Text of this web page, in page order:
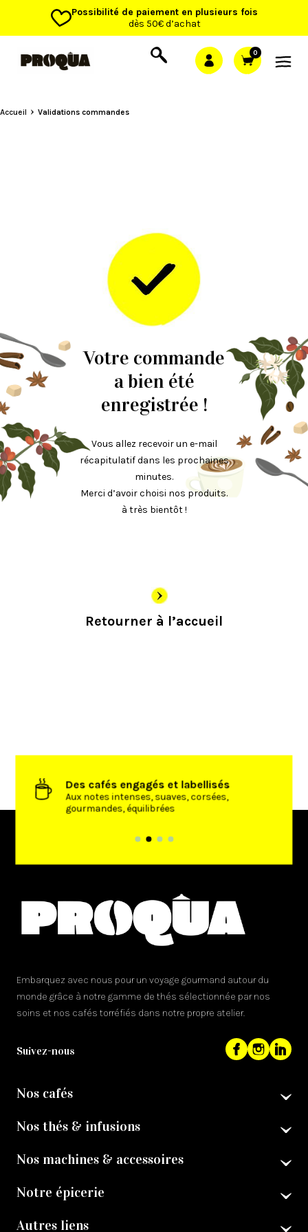
Possibilité de paiement en plusieurs fois
dès 50€ d’achat
0
Accueil Validations commandes
Votre commande
a bien été
enregistrée !
Vous allez recevoir un e-mail
récapitulatif dans les prochaines
minutes.
Merci d’avoir choisi nos produits.
à très bientôt !
Retourner à l’accueil
Des cafés engagés et labellisés
Aux notes intenses, suaves, corsées,
gourmandes, équilibrées
Embarquez avec nous pour un voyage gourmand autour du
monde grâce à notre gamme de thés sélectionnée par nos
soins et nos cafés torréfiés dans notre propre atelier.
Suivez-nous
Nos cafés
Nos thés & infusions
Nos machines & accessoires
Notre épicerie
Autres liens